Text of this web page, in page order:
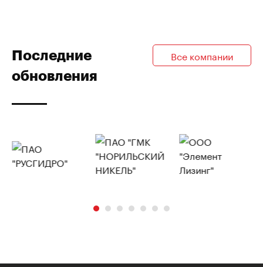
Последние
обновления
Все компании